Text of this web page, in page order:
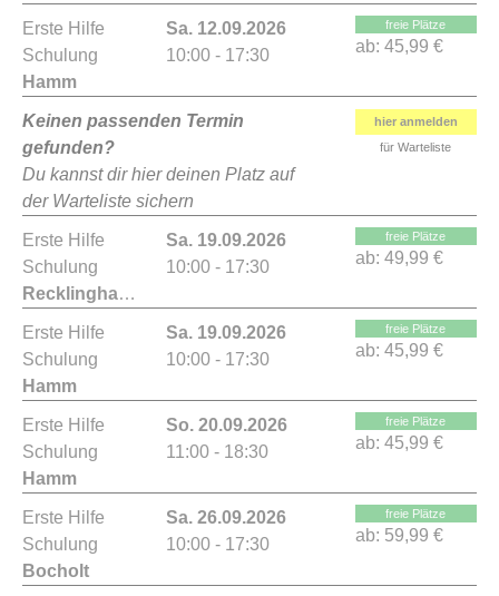
Erste Hilfe
Schulung
Hamm
Sa. 12.09.2026
10:00 - 17:30
freie Plätze
ab: 45,99 €
Keinen passenden Termin
gefunden?
Du kannst dir hier deinen Platz auf
der Warteliste sichern
hier anmelden
für Warteliste
Erste Hilfe
Schulung
Recklinghausen
Sa. 19.09.2026
10:00 - 17:30
freie Plätze
ab: 49,99 €
Erste Hilfe
Schulung
Hamm
Sa. 19.09.2026
10:00 - 17:30
freie Plätze
ab: 45,99 €
Erste Hilfe
Schulung
Hamm
So. 20.09.2026
11:00 - 18:30
freie Plätze
ab: 45,99 €
Erste Hilfe
Schulung
Bocholt
Sa. 26.09.2026
10:00 - 17:30
freie Plätze
ab: 59,99 €